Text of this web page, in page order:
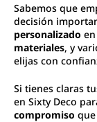
Sabemos que
decisión
personalizado
materiales, y
elijas con
Si tienes claras
en Sixty Deco
compromiso